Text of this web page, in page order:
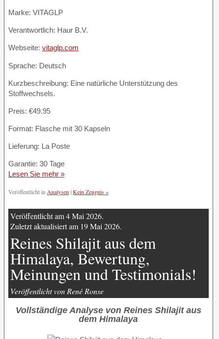
Marke: VITAGLP
Verantwortlich: Haur B.V.
Webseite: vitaglp.com
Sprache: Deutsch
Kurzbeschreibung: Eine natürliche Unterstützung des
Stoffwechsels.
Preis: €49.95
Format: Flasche mit 30 Kapseln
Lieferung: La Poste
Garantie: 30 Tage
Lesen Sie mehr »
Veröffentlicht in Analysen|Kein Zeugnis »
Veröffentlicht am 4 Mai 2026.
Zuletzt aktualisiert am 19 Mai 2026.
Reines Shilajit aus dem
Himalaya, Bewertung,
Meinungen und Testimonials!
Veröffentlicht von René Ronse
Vollständige Analyse von Reines Shilajit aus
dem Himalaya